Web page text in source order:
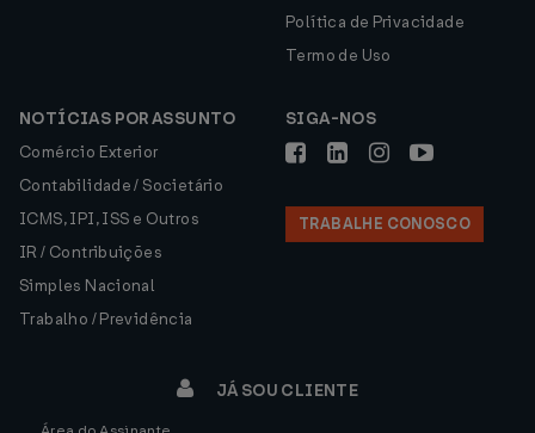
Política de Privacidade
Termo de Uso
NOTÍCIAS POR ASSUNTO
Comércio Exterior
Contabilidade / Societário
ICMS, IPI, ISS e Outros
IR / Contribuições
Simples Nacional
Trabalho / Previdência
SIGA-NOS
TRABALHE CONOSCO
JÁ SOU CLIENTE